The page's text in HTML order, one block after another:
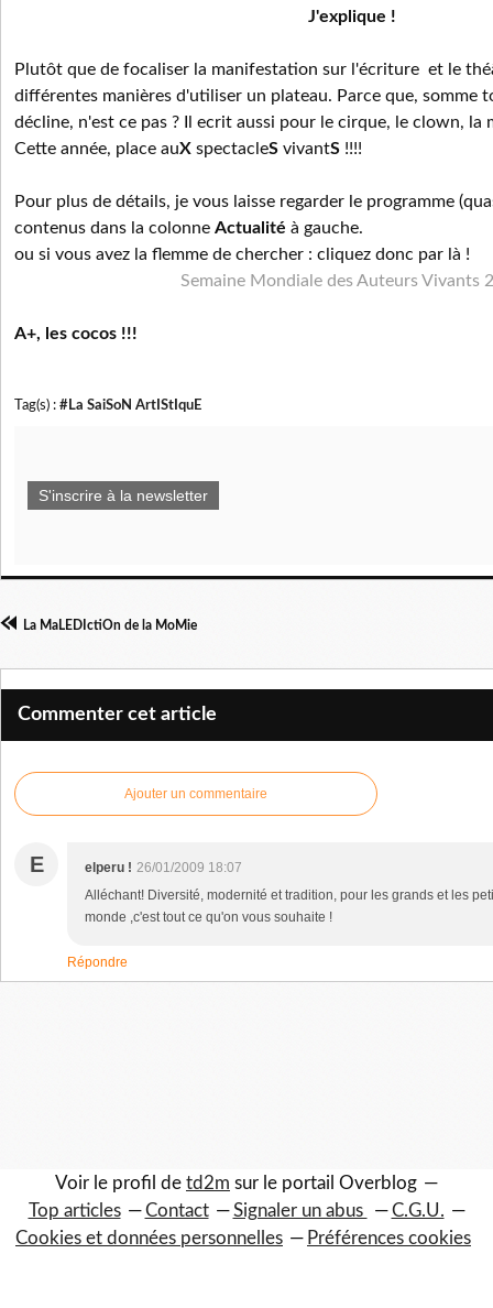
J'explique !
Plutôt que de focaliser la manifestation sur l'écriture et le
différentes manières d'utiliser un plateau. Parce que, somme
décline, n'est ce pas ? Il ecrit aussi pour le cirque, le clown, la
Cette année, place auX spectacleS vivantS !!!!
Pour plus de détails, je vous laisse regarder le programme
contenus dans la colonne Actualité à gauche.
ou si vous avez la flemme de chercher : cliquez donc par là !
Semaine Mondiale des Auteurs Vivants
A+, les cocos !!!
Tag(s) : #La SaiSoN ArtIStIquE
S'inscrire à la newsletter
La MaLEDIctiOn de la MoMie
Commenter cet article
Ajouter un commentaire
E elperu ! 26/01/2009 18:07
Alléchant! Diversité, modernité et tradition, pour les grands et les
monde ,c'est tout ce qu'on vous souhaite !
Répondre
Voir le profil de td2m sur le portail Overblog
Top articles
Contact Signaler un abus
C.G.U.
Cookies et données personnelles
Préférences cookies